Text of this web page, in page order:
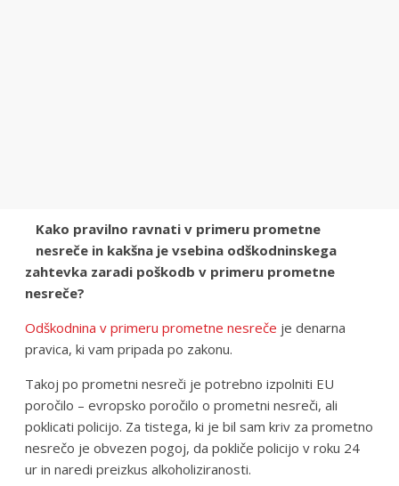
Kako pravilno ravnati v primeru prometne
nesreče in kakšna je vsebina odškodninskega
zahtevka zaradi poškodb v primeru prometne
nesreče?
Odškodnina v primeru prometne nesreče je denarna
pravica, ki vam pripada po zakonu.
Takoj po prometni nesreči je potrebno izpolniti EU
poročilo – evropsko poročilo o prometni nesreči, ali
poklicati policijo. Za tistega, ki je bil sam kriv za prometno
nesrečo je obvezen pogoj, da pokliče policijo v roku 24
ur in naredi preizkus alkoholiziranosti.